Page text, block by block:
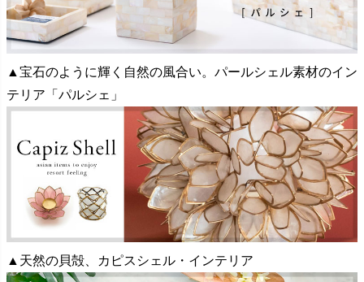
▲宝石のように輝く自然の風合い。パールシェル素材のイン
テリア「パルシェ」
▲天然の貝殻、カピスシェル・インテリア